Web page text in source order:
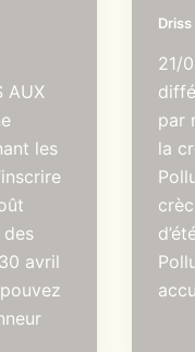
AUX
les
avril
Driss
21/
par
la